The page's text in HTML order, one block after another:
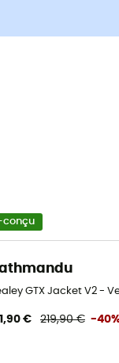
femme
conçu
GTX Jacket V2 -
€ 219,90 € -